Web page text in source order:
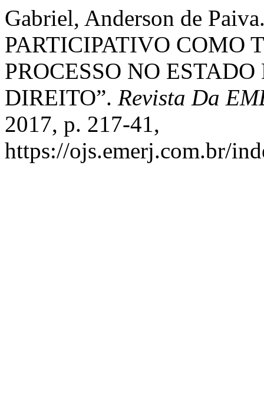
Gabriel, Anderson de
PARTICIPATIVO COMO
PROCESSO NO
DIREITO”. Revista Da
2017, p. 217-41,
https://ojs.emerj.com.br/